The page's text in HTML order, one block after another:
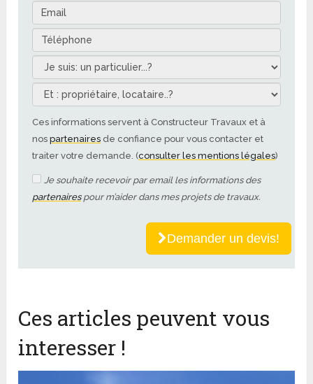
Ces informations servent à Constructeur Travaux et à
nospartenaires de confiance pour vous contacter et
traiter votre demande. (consulter les mentions légales)
Je souhaite recevoir par email les informations des
partenairespour m’aider dans mes projets de travaux.
Demander un devis!
Ces articles peuvent vous
interesser !